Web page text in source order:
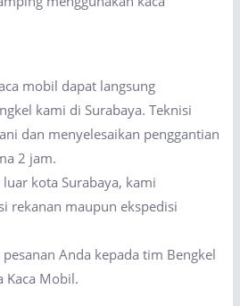
mobil dapat langsung
kami di Surabaya. Teknisi
dan menyelesaikan penggantian
2 jam.
kota Surabaya, kami
rekanan maupun ekspedisi
Anda kepada tim Bengkel
Kaca Mobil.